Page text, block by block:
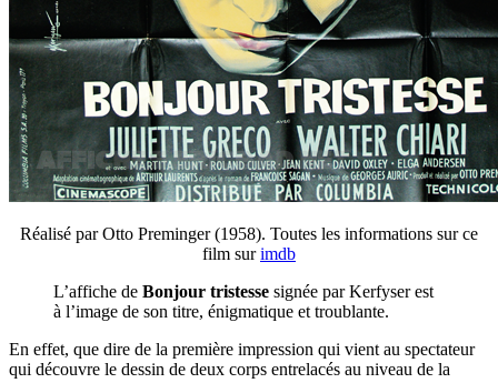
Réalisé par Otto Preminger (1958). Toutes les informations sur ce
film surimdb
L’affiche de Bonjour tristesse signée par Kerfyser est
à l’image de son titre, énigmatique et troublante.
En effet, que dire de la première impression qui vient au spectateur
qui découvre le dessin de deux corps entrelacés au niveau de la